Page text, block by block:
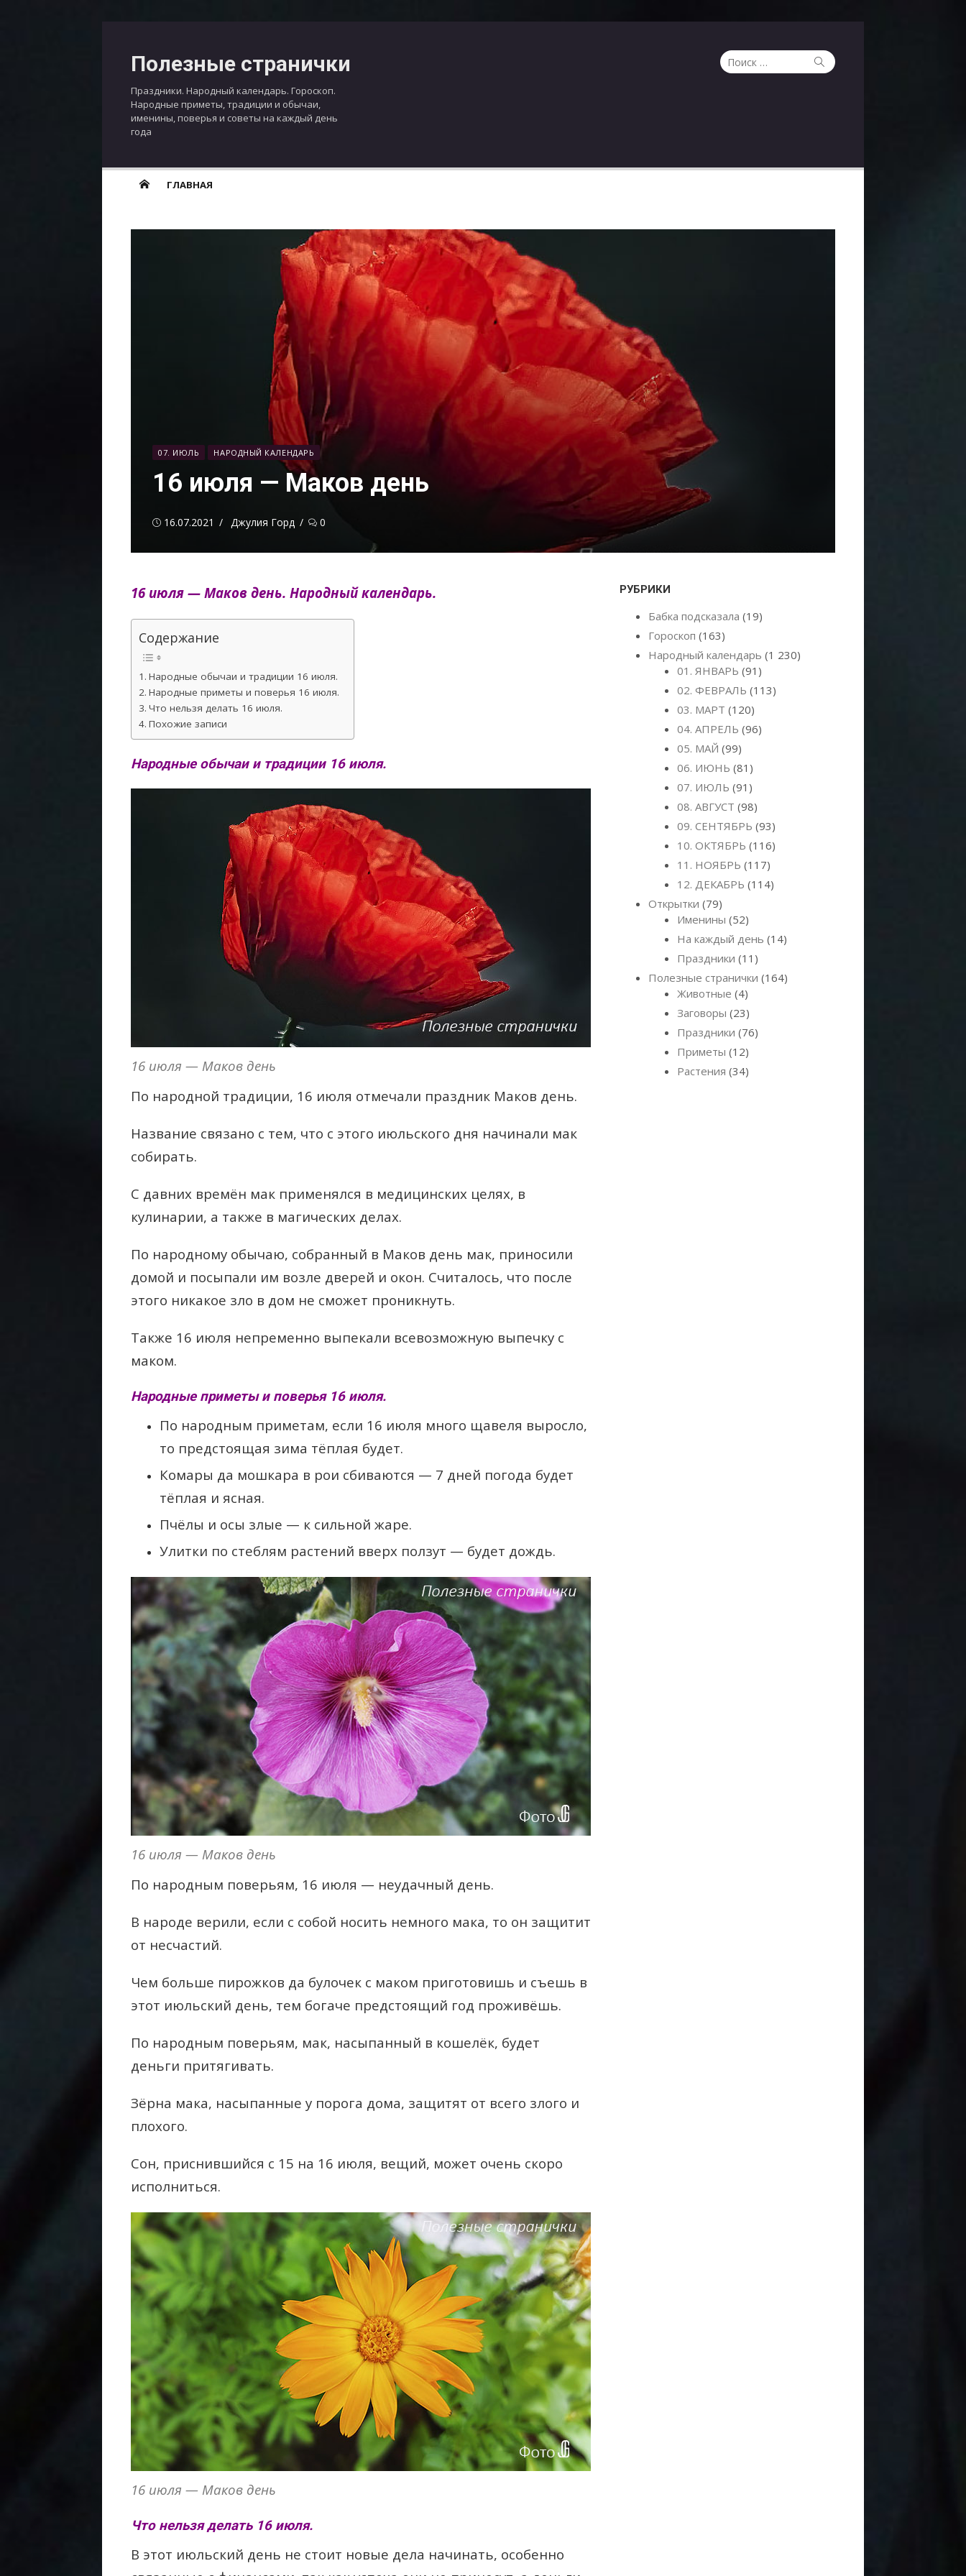
Полезные странички
Праздники. Народный календарь. Гороскоп.
Народные приметы, традиции и обычаи,
именины, поверья и советы на каждый день
года
Поиск
по:
Поиск
ГЛАВНАЯ
07. ИЮЛЬ НАРОДНЫЙ КАЛЕНДАРЬ
16 июля — Маков день
Опубликовано
16.07.2021 Автор
Джулия Горд 0
16 июля — Маков день. Народный календарь.
Содержание
Народные обычаи и традиции 16 июля.
Народные приметы и поверья 16 июля.
Что нельзя делать 16 июля.
Похожие записи
Народные обычаи и традиции 16 июля.
16 июля — Маков день
По народной традиции, 16 июля отмечали праздник Маков день.
Название связано с тем, что с этого июльского дня начинали мак
собирать.
С давних времён мак применялся в медицинских целях, в
кулинарии, а также в магических делах.
По народному обычаю, собранный в Маков день мак, приносили
домой и посыпали им возле дверей и окон. Считалось, что после
этого никакое зло в дом не сможет проникнуть.
Также 16 июля непременно выпекали всевозможную выпечку с
маком.
Народные приметы и поверья 16 июля.
По народным приметам, если 16 июля много щавеля выросло,
то предстоящая зима тёплая будет.
Комары да мошкара в рои сбиваются — 7 дней погода будет
тёплая и ясная.
Пчёлы и осы злые — к сильной жаре.
Улитки по стеблям растений вверх ползут — будет дождь.
16 июля — Маков день
По народным поверьям, 16 июля — неудачный день.
В народе верили, если с собой носить немного мака, то он защитит
от несчастий.
Чем больше пирожков да булочек с маком приготовишь и съешь в
этот июльский день, тем богаче предстоящий год проживёшь.
По народным поверьям, мак, насыпанный в кошелёк, будет
деньги притягивать.
Зёрна мака, насыпанные у порога дома, защитят от всего злого и
плохого.
Сон, приснившийся с 15 на 16 июля, вещий, может очень скоро
исполниться.
16 июля — Маков день
Что нельзя делать 16 июля.
В этот июльский день не стоит новые дела начинать, особенно
РУБРИКИ
Бабка подсказала (19)
Гороскоп (163)
Народный календарь (1 230)
01. ЯНВАРЬ (91)
02. ФЕВРАЛЬ (113)
03. МАРТ (120)
04. АПРЕЛЬ (96)
05. МАЙ (99)
06. ИЮНЬ (81)
07. ИЮЛЬ (91)
08. АВГУСТ (98)
09. СЕНТЯБРЬ (93)
10. ОКТЯБРЬ (116)
11. НОЯБРЬ (117)
12. ДЕКАБРЬ (114)
Открытки (79)
Именины (52)
На каждый день (14)
Праздники (11)
Полезные странички (164)
Животные (4)
Заговоры (23)
Праздники (76)
Приметы (12)
Растения (34)